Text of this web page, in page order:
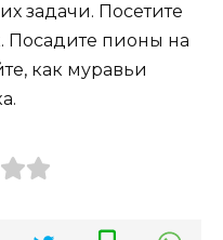
задачи. Посетите
Посадите пионы на
как муравьи